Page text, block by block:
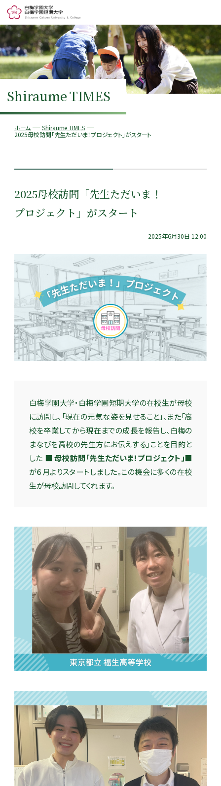
Shiraume TIMES
ホーム
Shiraume TIMES
2025母校訪問「先生ただいま！プロジェクト」がスタート
2025母校訪問「先生ただいま！
プロジェクト」がスタート
2025年6月30日 12:00
白梅学園大学・白梅学園短期大学の在校生が母校
に訪問し、「現在の元気な姿を見せること」、また「高
校を卒業してから現在までの成長を報告し、白梅の
まなびを高校の先生方にお伝えする」ことを目的と
した ■ 母校訪問「先生ただいま！プロジェクト」■
が６月よりスタートしました。この機会に多くの在校
生が母校訪問してくれます。